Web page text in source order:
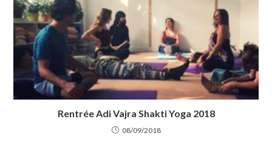
Rentrée Adi Vajra Shakti Yoga 2018
08/09/2018